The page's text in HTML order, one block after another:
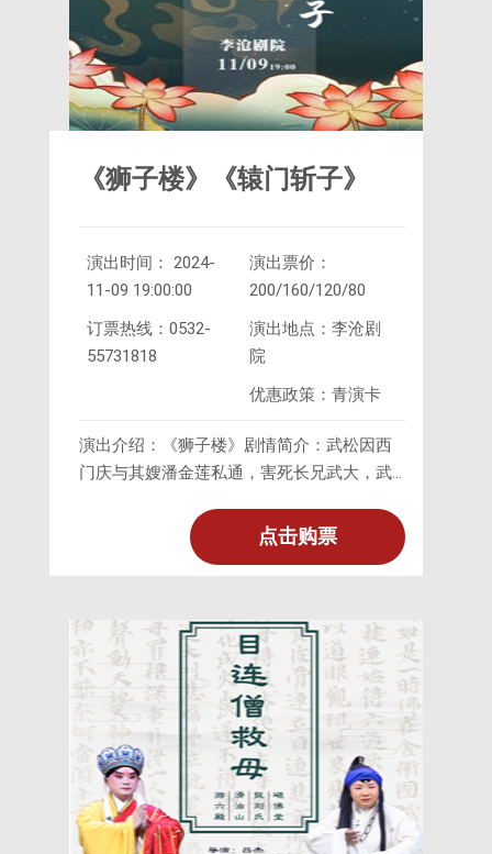
《狮子楼》《辕门斩子》
演出时间： 2024-
11-09 19:00:00
订票热线：0532-
55731818
演出票价：
200/160/120/80
演出地点：李沧剧
院
优惠政策：青演卡
演出介绍：《狮子楼》剧情简介：武松因西
门庆与其嫂潘金莲私通，害死长兄武大，武
庆，杖责武松。武松气愤至极，
点击购票